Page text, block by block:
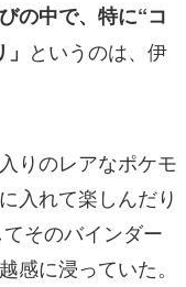
の中で、特に“コ
というのは、伊
りのレアなポケモ
入れて楽しんだり
そのバインダー
感に浸っていた。